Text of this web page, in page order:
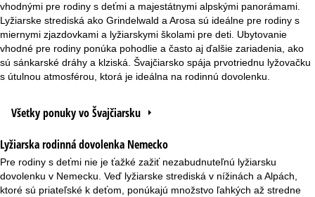
vhodnými pre rodiny s deťmi a majestátnymi alpskými panorámami.
Lyžiarske strediská ako Grindelwald a Arosa sú ideálne pre rodiny s
miernymi zjazdovkami a lyžiarskymi školami pre deti. Ubytovanie
vhodné pre rodiny ponúka pohodlie a často aj ďalšie zariadenia, ako
sú sánkarské dráhy a klziská. Švajčiarsko spája prvotriednu lyžovačku
s útulnou atmosférou, ktorá je ideálna na rodinnú dovolenku.
Všetky ponuky vo Švajčiarsku
Lyžiarska rodinná dovolenka Nemecko
Pre rodiny s deťmi nie je ťažké zažiť nezabudnuteľnú lyžiarsku
dovolenku v Nemecku. Veď lyžiarske strediská v nížinách a Alpách,
ktoré sú priateľské k deťom, ponúkajú množstvo ľahkých až stredne